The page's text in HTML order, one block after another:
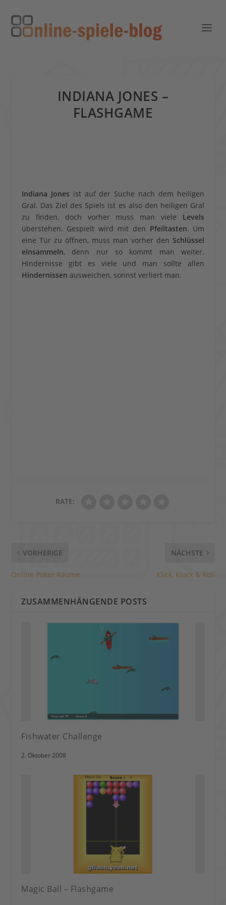
INDIANA JONES –
FLASHGAME
Indiana Jones ist auf der Suche nach dem heiligen
Gral. Das Ziel des Spiels ist es also den heiligen Gral
zu finden, doch vorher muss man viele Levels
überstehen. Gespielt wird mit den Pfeiltasten. Um
eine Tür zu öffnen, muss man vorher denSchlüssel
einsammeln, denn nur so kommt man weiter.
Hindernisse gibt es viele und man sollte allen
Hindernissen ausweichen, sonnst verliert man.
RATE:
VORHERIGE
Online Poker Räume
NÄCHSTE
Klick, Klack & Roll
ZUSAMMENHÄNGENDE POSTS
Fishwater Challenge
2. Oktober 2008
Magic Ball – Flashgame